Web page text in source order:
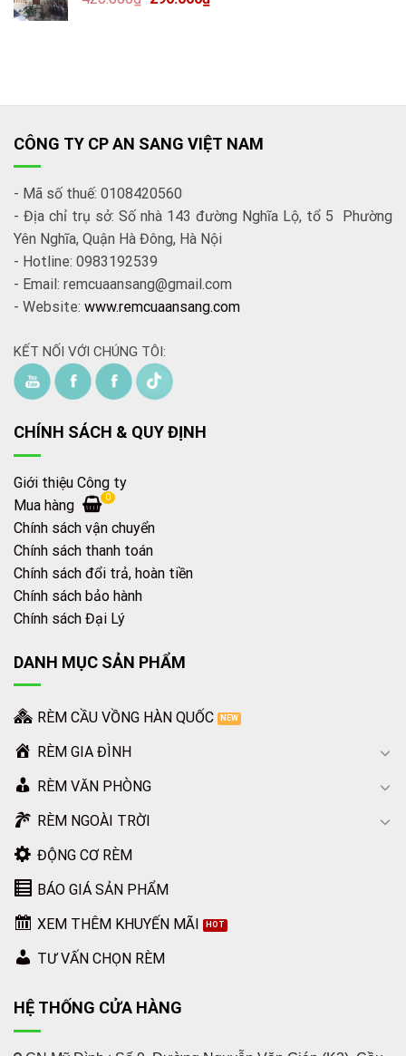
CÔNG TY CP AN SANG VIỆT NAM
- Mã số thuế: 0108420560
- Địa chỉ trụ sở: Số nhà 143 đường Nghĩa Lộ, tổ 5 Phường
Yên Nghĩa, Quận Hà Đông, Hà Nội
- Hotline: 0983192539
- Email: remcuaansang@gmail.com
- Website: www.remcuaansang.com
KẾT NỐI VỚI CHÚNG TÔI:
CHÍNH SÁCH & QUY ĐỊNH
Giới thiệu Công ty
Mua hàng
0
Chính sách vận chuyển
Chính sách thanh toán
Chính sách đổi trả, hoàn tiền
Chính sách bảo hành
Chính sách Đại Lý
DANH MỤC SẢN PHẨM
RÈM CẦU VỒNG HÀN QUỐC
RÈM GIA ĐÌNH
RÈM VĂN PHÒNG
RÈM NGOÀI TRỜI
ĐỘNG CƠ RÈM
BÁO GIÁ SẢN PHẨM
XEM THÊM KHUYẾN MÃI
TƯ VẤN CHỌN RÈM
HỆ THỐNG CỬA HÀNG